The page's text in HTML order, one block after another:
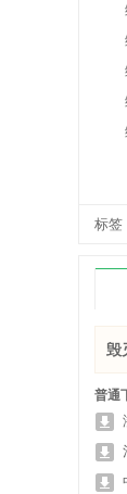
编
编
编
编
编
标签
毁
普通